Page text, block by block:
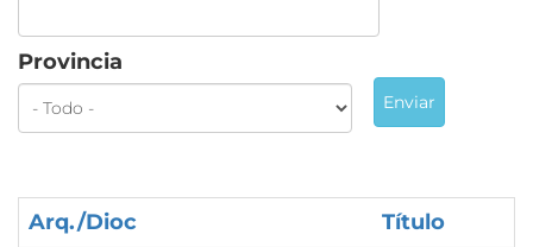
Provincia
Enviar
Arq./Dioc
Título